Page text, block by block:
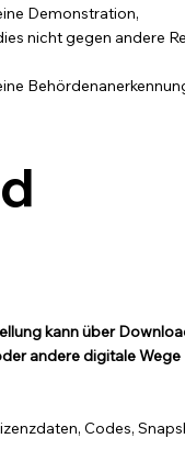
Demonstration,
nicht gegen andere
kann über
andere digitale Wege
Codes,